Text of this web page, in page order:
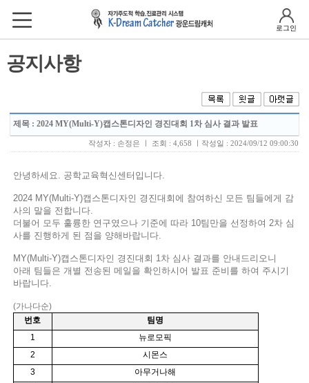
로그인
공지사항
제목: 2024 MY(Multi-Y)캡스톤디자인 경진대회 1차 심사 결과 발표
작성자 : 손정은 ㅣ 조회 : 4,658 ㅣ작성일 : 2024/09/12 09:00:30
안녕하세요. 공학교육혁신센터입니다.
2024 MY(Multi-Y)캡스톤디자인 경진대회에 참여하신 모든 팀들에게 감
사의 말을 전합니다.
더불어 모두 훌륭한 연구였으나 기준에 따라 10팀만을 선정하여 2차 심
사를 진행하게 된 점을 양해바랍니다.
MY(Multi-Y)캡스톤디자인 경진대회 1차 심사 결과를 안내드리오니
아래 팀들은 개별 전송된 메일을 확인하시어 발표 준비를 하여 주시기
바랍니다.
(가나다순)
번호
팀명
1
뉴로모픽
2
시몬스
3
아무거나해